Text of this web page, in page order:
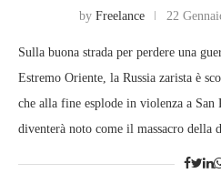
by Freelance 22
Sulla buona strada per perdere una
Estremo Oriente, la Russia zarista è
che alla fine esplode in violenza a
diventerà noto come il massacro della